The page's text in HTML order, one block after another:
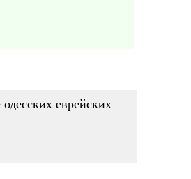
еврейских